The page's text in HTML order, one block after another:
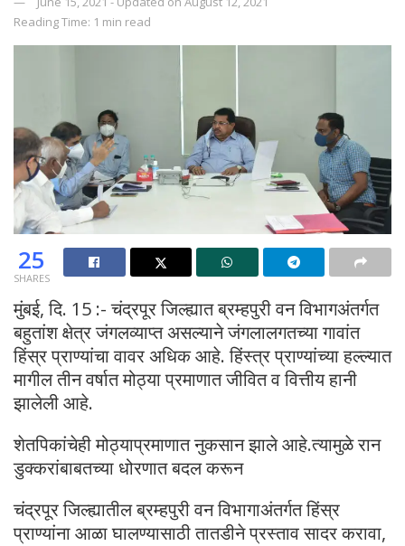
Reading Time: 1 min read
25
SHARES
मुंबई, दि. 15 :- चंद्रपूर जिल्ह्यात ब्रम्हपुरी वन विभागअंतर्गत
बहुतांश क्षेत्र जंगलव्याप्त असल्याने जंगलालगतच्या गावांत
हिंस्र प्राण्यांचा वावर अधिक आहे. हिंस्त्र प्राण्यांच्या हल्ल्यात
मागील तीन वर्षात मोठ्या प्रमाणात जीवित व वित्तीय हानी
झालेली आहे.
शेतपिकांचेही मोठ्याप्रमाणात नुकसान झाले आहे.त्यामुळे रान
डुक्करांबाबतच्या धोरणात बदल करून
चंद्रपूर जिल्ह्यातील ब्रम्हपुरी वन विभागाअंतर्गत हिंस्र
प्राण्यांना आळा घालण्यासाठी तातडीने प्रस्ताव सादर करावा,